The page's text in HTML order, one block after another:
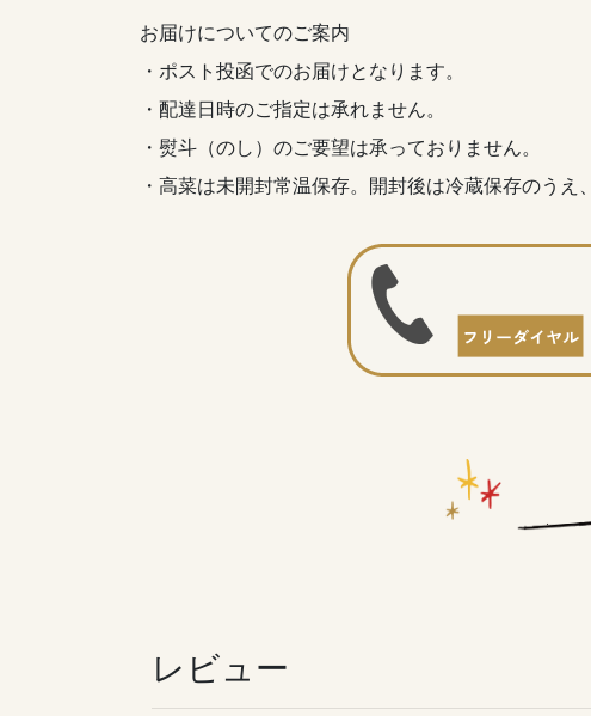
お届けについてのご案内
・ポスト投函でのお届けとなります。
・配達日時のご指定は承れません。
・熨斗（のし）のご要望は承っておりません。
・高菜は未開封常温保存。開封後は冷蔵保存のうえ
レビュー